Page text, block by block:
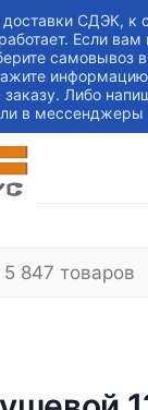
СДЭК, к
Если вам
самовывоз
Либо
в мессенджеры